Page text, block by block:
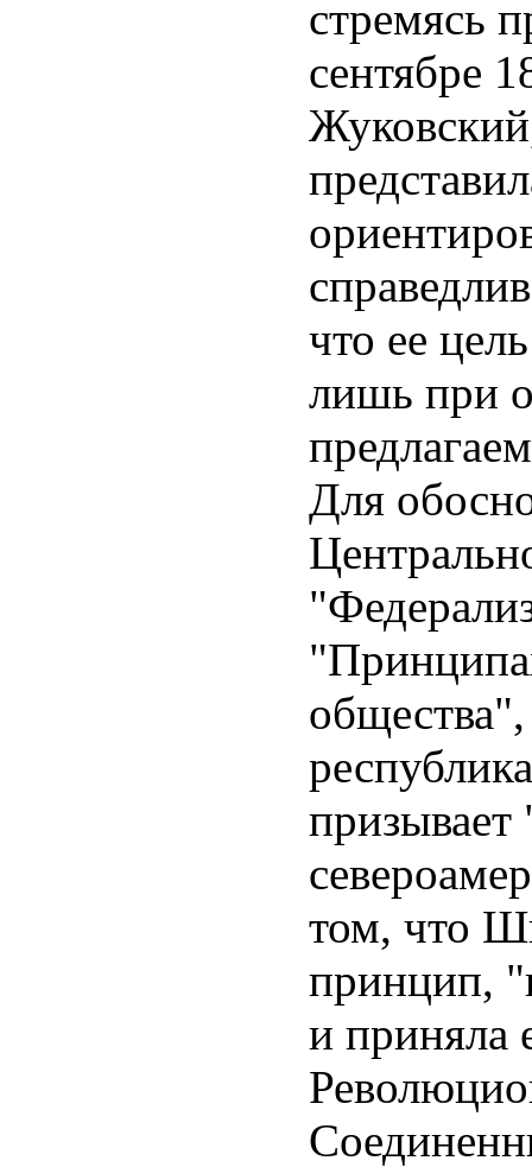
стремясь
сентябре
что ее
лишь при
Для
том, что
принцип,
и приняла